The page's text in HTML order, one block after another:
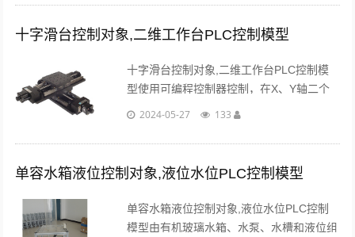
附件...
十字滑台控制对象,二维工作台PLC控制模型
十字滑台控制对象,二维工作台PLC控制模
型使用可编程控制器控制，在X、Y轴二个
方向上准确地驱动步进电动机进行运动控制
动系统中全部动作过程。...
2024-05-27 133
单容水箱液位控制对象,液位水位PLC控制模型
单容水箱液位控制对象,液位水位PLC控制
模型由有机玻璃水箱、水泵、水槽和液位组